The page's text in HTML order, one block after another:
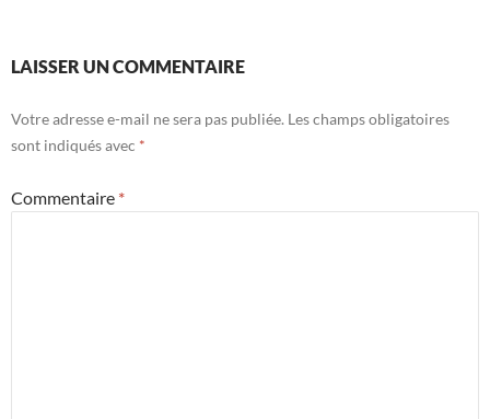
LAISSER UN COMMENTAIRE
Votre adresse e-mail ne sera pas publiée. Les champs obligatoires
sont indiqués avec *
Commentaire *